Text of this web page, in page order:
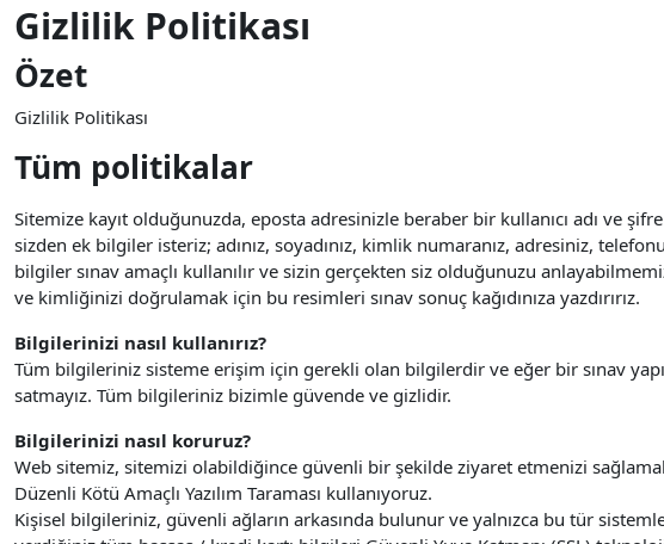
Gizlilik Politikası
Özet
Gizlilik Politikası
Tüm politikalar
Sitemize kayıt olduğunuzda, eposta adresinizle beraber bir kullanıcı adı ve
sizden ek bilgiler isteriz; adınız, soyadınız, kimlik numaranız, adresiniz,
bilgiler sınav amaçlı kullanılır ve sizin gerçekten siz olduğunuzu
ve kimliğinizi doğrulamak için bu resimleri sınav sonuç kağıdınıza yazdırırız.
Bilgilerinizi nasıl kullanırız?
Tüm bilgileriniz sisteme erişim için gerekli olan bilgilerdir ve eğer bir sınav
satmayız. Tüm bilgileriniz bizimle güvende ve gizlidir.
Bilgilerinizi nasıl koruruz?
Web sitemiz, sitemizi olabildiğince güvenli bir şekilde ziyaret etmenizi
Düzenli Kötü Amaçlı Yazılım Taraması kullanıyoruz.
Kişisel bilgileriniz, güvenli ağların arkasında bulunur ve yalnızca bu tür